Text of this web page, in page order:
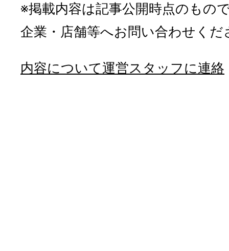
※掲載内容は記事公開時点のもの
企業・店舗等へお問い合わせくだ
内容について運営スタッフに連絡